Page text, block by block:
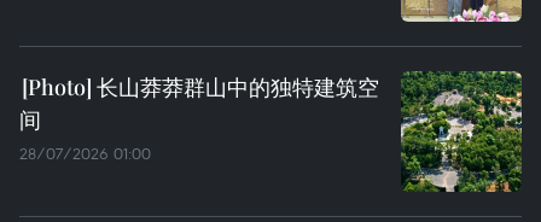
长山莽莽群山中的独特建筑空
间
28/07/2026 01:00